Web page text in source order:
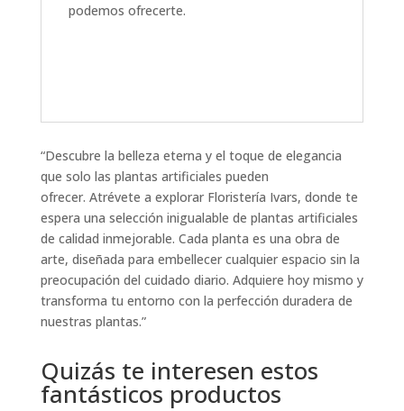
podemos ofrecerte.
“Descubre la belleza eterna y el toque de elegancia
que solo las plantas artificiales pueden
ofrecer. Atrévete a explorar Floristería Ivars, donde te
espera una selección inigualable de plantas artificiales
de calidad inmejorable. Cada planta es una obra de
arte, diseñada para embellecer cualquier espacio sin la
preocupación del cuidado diario. Adquiere hoy mismo y
transforma tu entorno con la perfección duradera de
nuestras plantas.”
Quizás te interesen estos
fantásticos productos